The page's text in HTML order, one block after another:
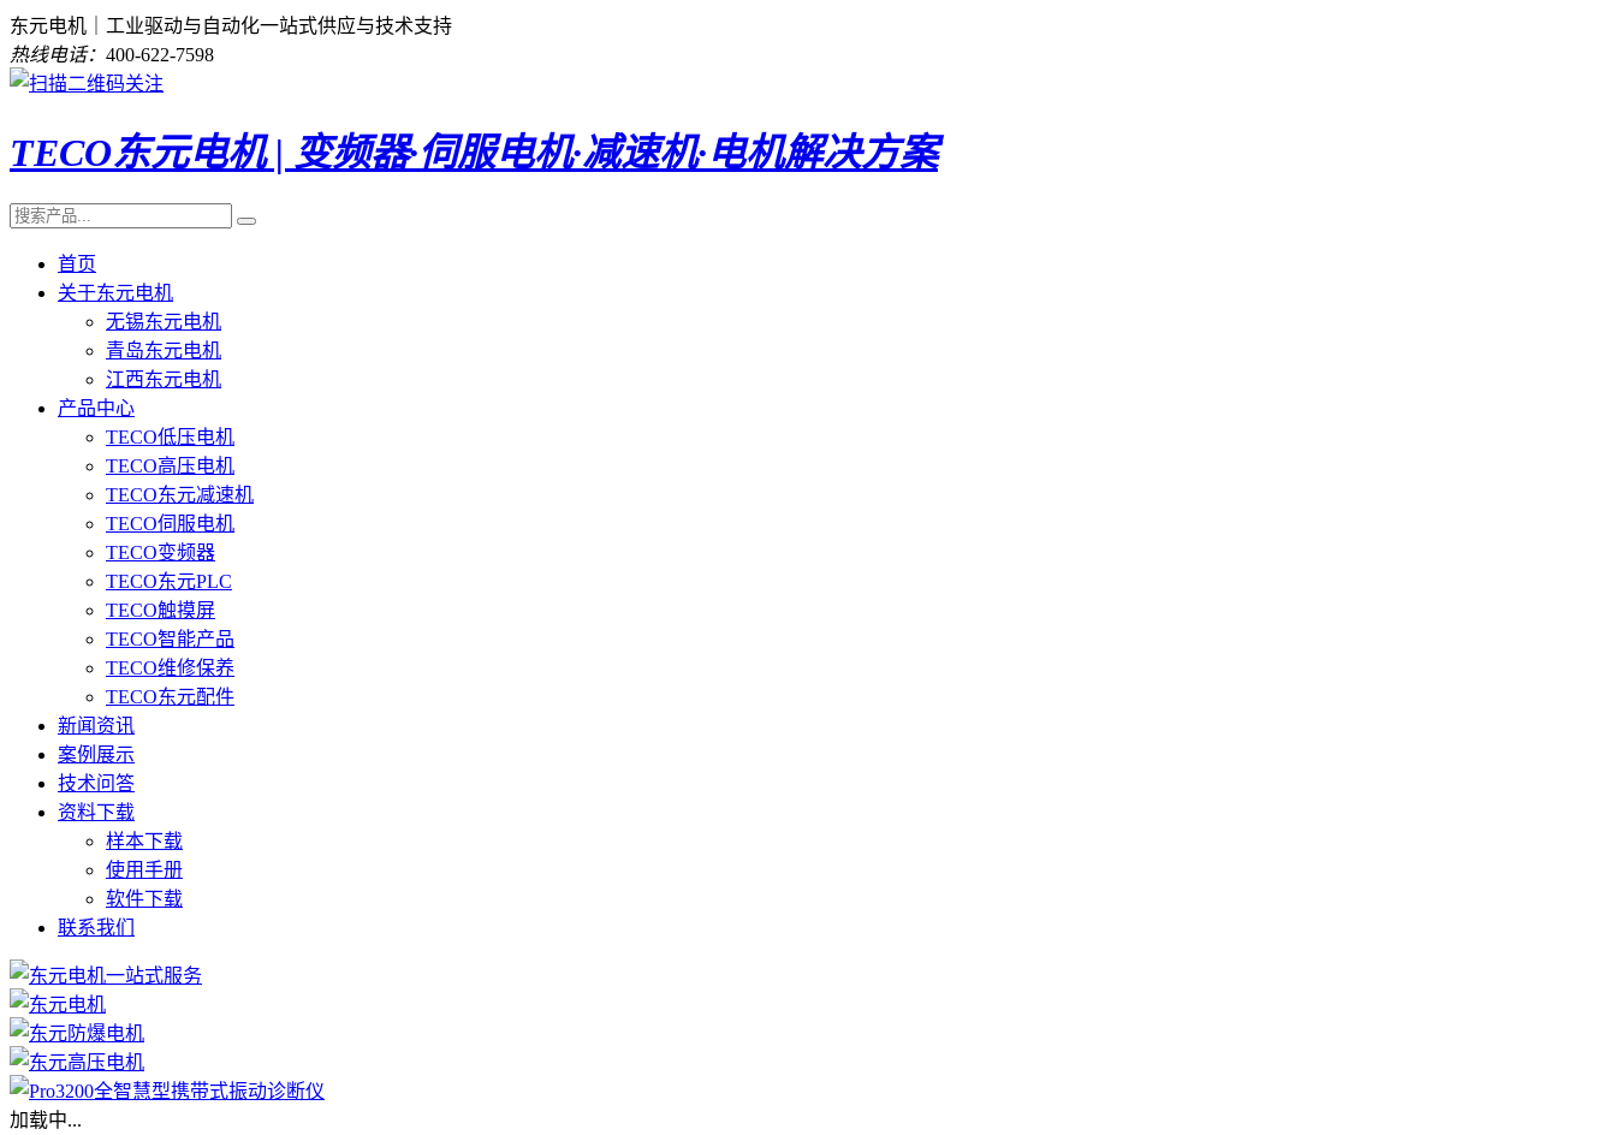
东元电机｜工业驱动与自动化一站式供应与技术支持
热线电话： 400-622-7598
TECO东元电机 | 变频器·伺服电机·减速机·电机解决方案
首页
关于东元电机
无锡东元电机
青岛东元电机
江西东元电机
产品中心
TECO低压电机
TECO高压电机
TECO东元减速机
TECO伺服电机
TECO变频器
TECO东元PLC
TECO触摸屏
TECO智能产品
TECO维修保养
TECO东元配件
新闻资讯
案例展示
技术问答
资料下载
样本下载
使用手册
软件下载
联系我们
加载中...